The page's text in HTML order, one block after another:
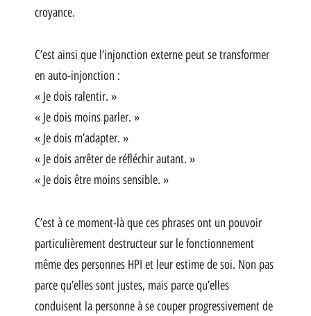
croyance.
C’est ainsi que l’injonction externe peut se transformer
en auto-injonction :
« Je dois ralentir. »
« Je dois moins parler. »
« Je dois m’adapter. »
« Je dois arrêter de réfléchir autant. »
« Je dois être moins sensible. »
C’est à ce moment-là que ces phrases ont un pouvoir
particulièrement destructeur sur le fonctionnement
même des personnes HPI et leur estime de soi. Non pas
parce qu’elles sont justes, mais parce qu’elles
conduisent la personne à se couper progressivement de